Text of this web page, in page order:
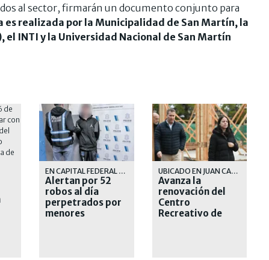
al sector, firmarán un documento conjunto para
es realizada por la Municipalidad de San Martín, la
el INTI y la Universidad Nacional de San Martín
EN CAPITAL FEDERAL Y PROVINCIA DE BUENOS AIRES
Alertan por 52
robos al día
perpetrados por
menores
UBICADO EN JUAN CARLOS CRUZ 225, EN INMEDIACIONES DEL PASEO DE LA COSTA
Avanza la
renovación del
Centro
Recreativo de